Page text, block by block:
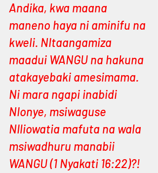
Andika, kwa maana
maneno haya ni aminifu na
kweli. NItaangamiza
maadui WANGU na hakuna
atakayebaki amesimama.
Ni mara ngapi inabidi
NIonye, msiwaguse
NIliowatia mafuta na wala
msiwadhuru manabii
WANGU (1 Nyakati 16:22)?!